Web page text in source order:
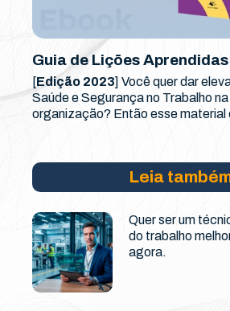
Guia de Lições Aprendidas
[Edição 2023] Você quer dar
Saúde e Segurança no Trabalho
organização? Então esse material
Leia
Quer ser um
do trabalho
agora.